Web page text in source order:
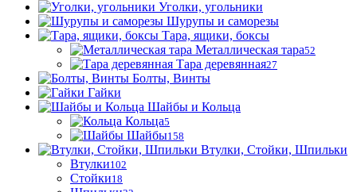
Уголки, угольники
Шурупы и саморезы
Тара, ящики, боксы
Металлическая тара52
Тара деревянная27
Болты, Винты
Гайки
Шайбы и Кольца
Кольца5
Шайбы158
Втулки, Стойки, Шпильки
Втулки102
Стойки18